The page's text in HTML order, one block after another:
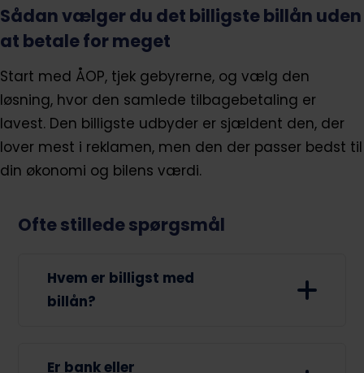
Sådan vælger du det billigste billån uden
at betale for meget
Start med ÅOP, tjek gebyrerne, og vælg den
løsning, hvor den samlede tilbagebetaling er
lavest. Den billigste udbyder er sjældent den, der
lover mest i reklamen, men den der passer bedst til
din økonomi og bilens værdi.
Ofte stillede spørgsmål
Hvem er billigst med
billån?
billigst, især hvis du har en god
Er bank eller